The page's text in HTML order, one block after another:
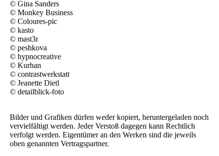
© Gina Sanders
© Monkey Business
© Coloures-pic
© kasto
© mast3r
© peshkova
© hypnocreative
© Kurhan
© contrastwerkstatt
© Jeanette Dietl
© detailblick-foto
Bilder und Grafiken dürfen weder kopiert, heruntergeladen noch
vervielfältigt werden. Jeder Verstoß dagegen kann Rechtlich
verfolgt werden. Eigentümer an den Werken sind die jeweils
oben genannten Vertragspartner.